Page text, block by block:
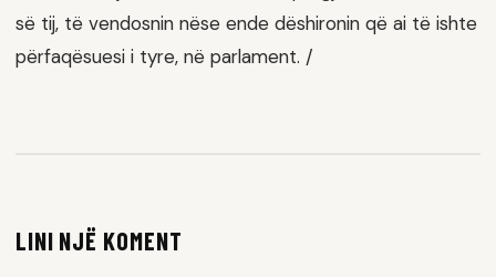
së tij, të vendosnin nëse ende dëshironin që ai të ishte
përfaqësuesi i tyre, në parlament. /
LINI NJË KOMENT